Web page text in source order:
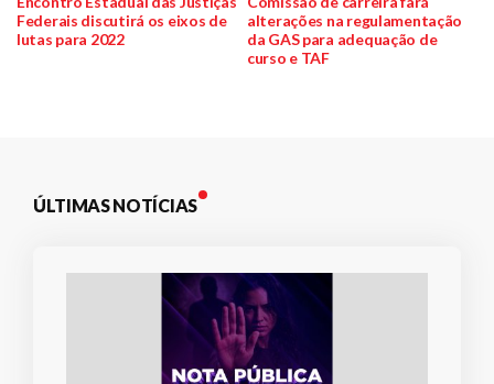
de
Federais discutirá os eixos de
lutas para 2022
alterações na regulamentação
da GAS para adequação de
curso e TAF
ÚLTIMAS NOTÍCIAS